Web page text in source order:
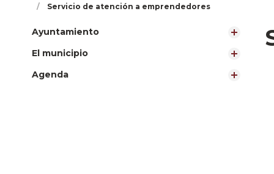
Servicio de atención a emprendedores
Ayuntamiento
El municipio
Agenda